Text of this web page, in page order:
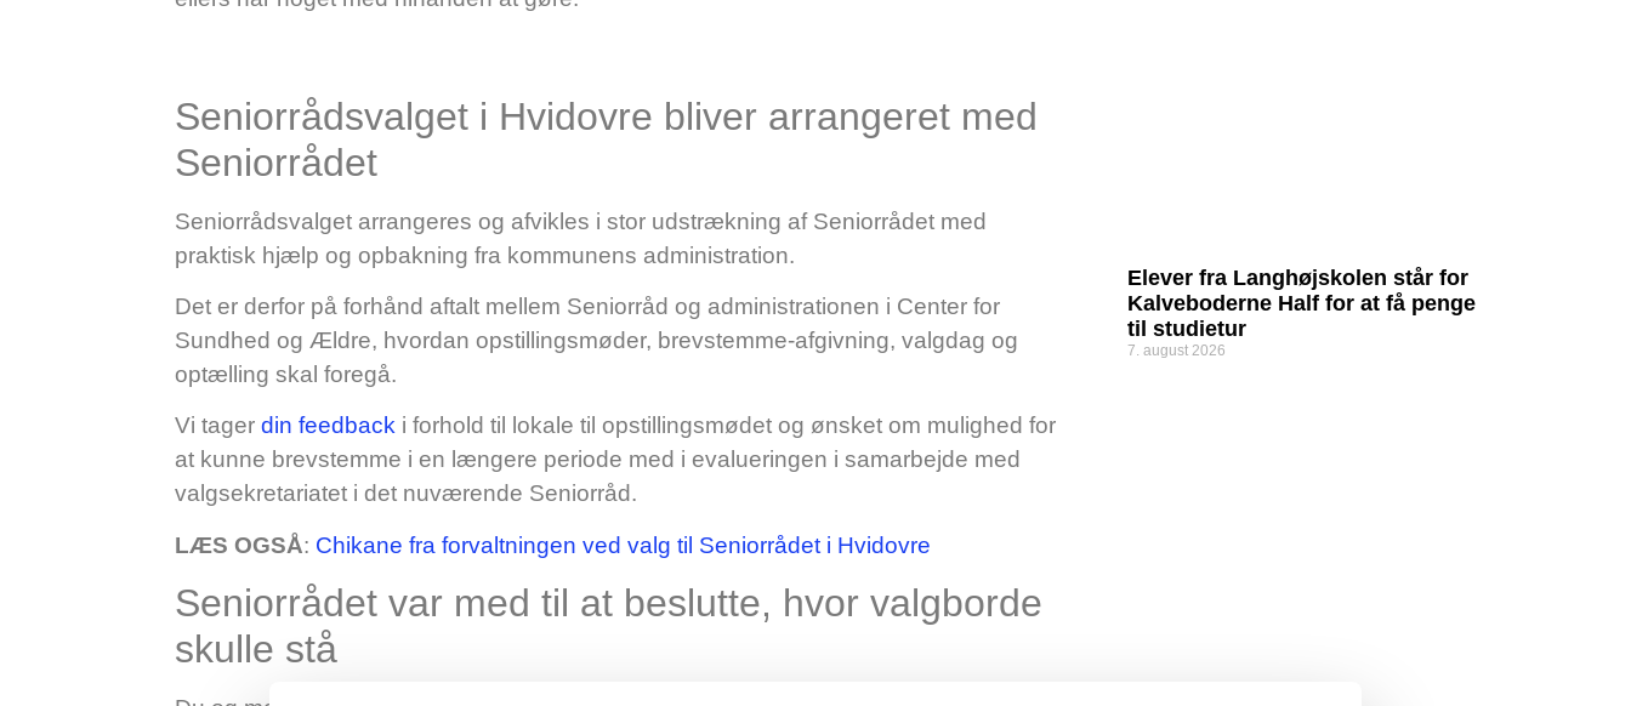
Seniorrådsvalget i Hvidovre bliver arrangeret med
Seniorrådet
Seniorrådsvalget arrangeres og afvikles i stor udstrækning af Seniorrådet med
praktisk hjælp og opbakning fra kommunens administration.
Det er derfor på forhånd aftalt mellem Seniorråd og administrationen i Center for
Sundhed og Ældre, hvordan opstillingsmøder, brevstemme-afgivning, valgdag og
optælling skal foregå.
Vi tagerdin feedback i forhold til lokale til opstillingsmødet og ønsket om mulighed for
at kunne brevstemme i en længere periode med i evalueringen i samarbejde med
valgsekretariatet i det nuværende Seniorråd.
LÆS OGSÅ: Chikane fra forvaltningen ved valg til Seniorrådet i Hvidovre
Seniorrådet var med til at beslutte, hvor valgborde
skulle stå
Elever fra Langhøjskolen står for
Kalveboderne Half for at få penge
til studietur
7. august 2026